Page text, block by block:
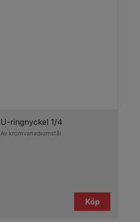
U-ringnyckel 1/4
Av kromvanadiumstål.
Köp